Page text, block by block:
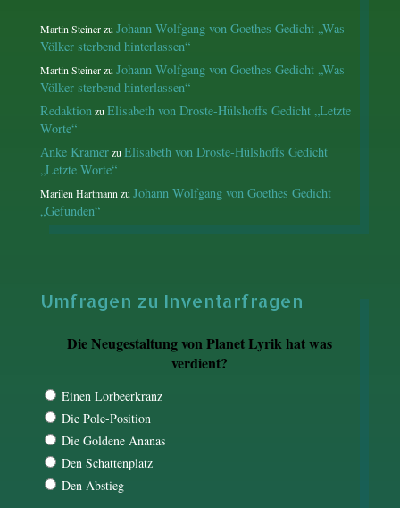
Martin SteinerzuJohann Wolfgang von Goethes Gedicht „Was
Völker sterbend hinterlassen“
Martin SteinerzuJohann Wolfgang von Goethes Gedicht „Was
Völker sterbend hinterlassen“
RedaktionzuElisabeth von Droste-Hülshoffs Gedicht „Letzte
Worte“
Anke KramerzuElisabeth von Droste-Hülshoffs Gedicht
„Letzte Worte“
Marilen HartmannzuJohann Wolfgang von Goethes Gedicht
„Gefunden“
Umfragen zu Inventarfragen
Die Neugestaltung von Planet Lyrik hat was
verdient?
Einen Lorbeerkranz
Die Pole-Position
Die Goldene Ananas
Den Schattenplatz
Den Abstieg